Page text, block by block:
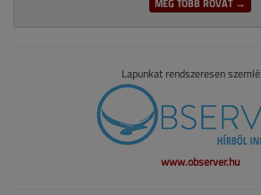
Lapunkat rendszeresen
www.observer.hu